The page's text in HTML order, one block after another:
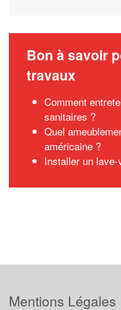
Bon à savoir
travaux
Comment
sanitaires ?
Quel
américaine ?
Installer un
Mentions Légales